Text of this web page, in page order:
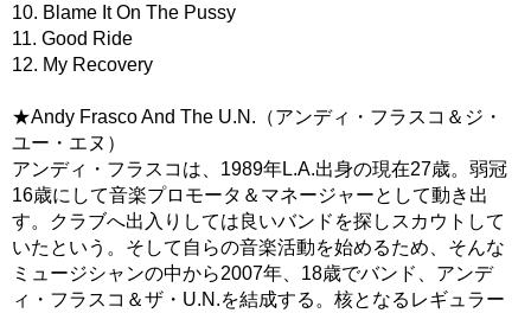
10. Blame It On The Pussy
11. Good Ride
12. My Recovery
★Andy Frasco And The U.N.（アンディ・フラスコ＆ジ・
ユー・エヌ）
アンディ・フラスコは、1989年L.A.出身の現在27歳。弱冠
16歳にして音楽プロモータ＆マネージャーとして動き出
す。クラブへ出入りしては良いバンドを探しスカウトして
いたという。そして自らの音楽活動を始めるため、そんな
ミュージシャンの中から2007年、18歳でバンド、アンデ
ィ・フラスコ＆ザ・U.N.を結成する。核となるレギュラー